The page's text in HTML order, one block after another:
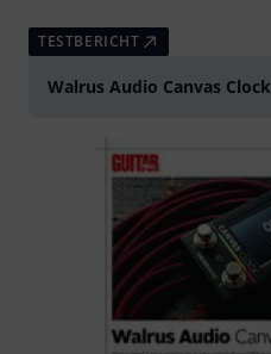
TESTBERICHT
Walrus Audio Canvas Clock